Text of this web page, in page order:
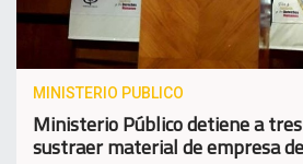
MINISTERIO PUBLICO
Ministerio Público detiene a
sustraer material de empresa